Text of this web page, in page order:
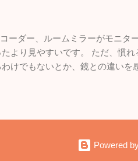
ーダー、ルームミラーがモニタ
より見やすいです。 ただ、慣
けでもないとか、鏡との違いを
Powered